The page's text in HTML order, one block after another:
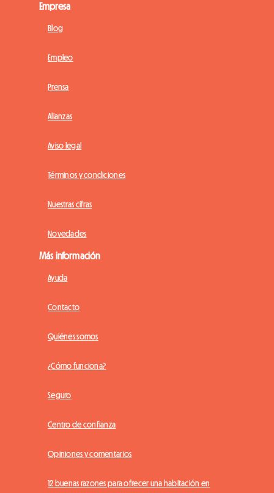
Empresa
Blog
Empleo
Prensa
Alianzas
Aviso legal
Términos y condiciones
Nuestras cifras
Novedades
Más información
Ayuda
Contacto
Quiénes somos
¿Cómo funciona?
Seguro
Centro de confianza
Opiniones y comentarios
12 buenas razones para ofrecer una habitación en